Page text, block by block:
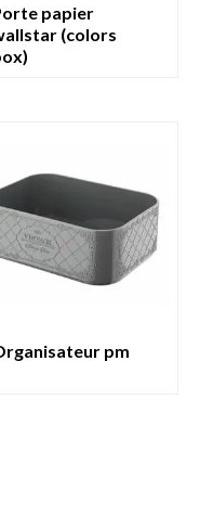
(colors
organisateur pm